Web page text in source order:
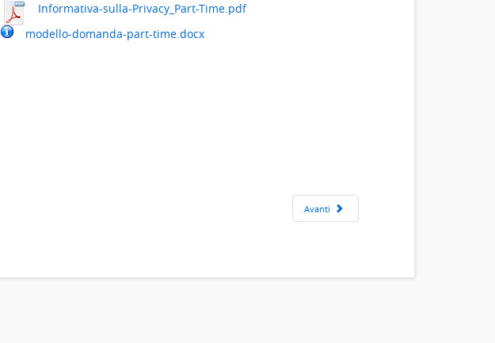
Informativa-sulla-Privacy_Part-Time.pdf
modello-domanda-part-time.docx
Avanti